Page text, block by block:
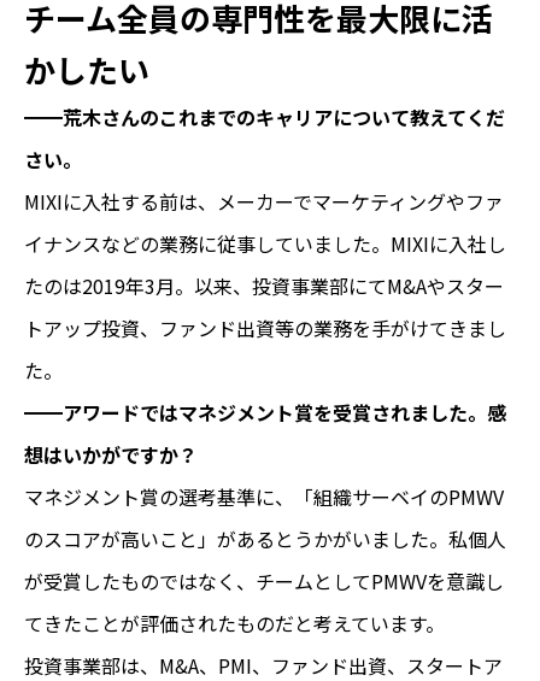
チーム全員の専門性を最大限に活
かしたい
━━荒木さんのこれまでのキャリアについて教えてくだ
さい。
MIXIに入社する前は、メーカーでマーケティングやファ
イナンスなどの業務に従事していました。MIXIに入社し
たのは2019年3月。以来、投資事業部にてM&Aやスター
トアップ投資、ファンド出資等の業務を手がけてきまし
た。
━━アワードではマネジメント賞を受賞されました。感
想はいかがですか？
マネジメント賞の選考基準に、「組織サーベイのPMWV
のスコアが高いこと」があるとうかがいました。私個人
が受賞したものではなく、チームとしてPMWVを意識し
てきたことが評価されたものだと考えています。
投資事業部は、M&A、PMI、ファンド出資、スタートア